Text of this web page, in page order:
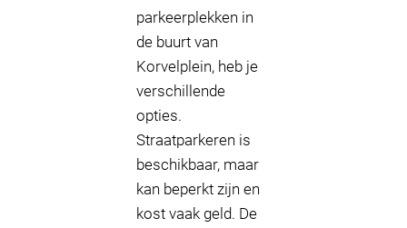
parkeerplekken in
de buurt van
Korvelplein, heb je
verschillende
opties.
Straatparkeren is
beschikbaar, maar
kan beperkt zijn en
kost vaak geld. De